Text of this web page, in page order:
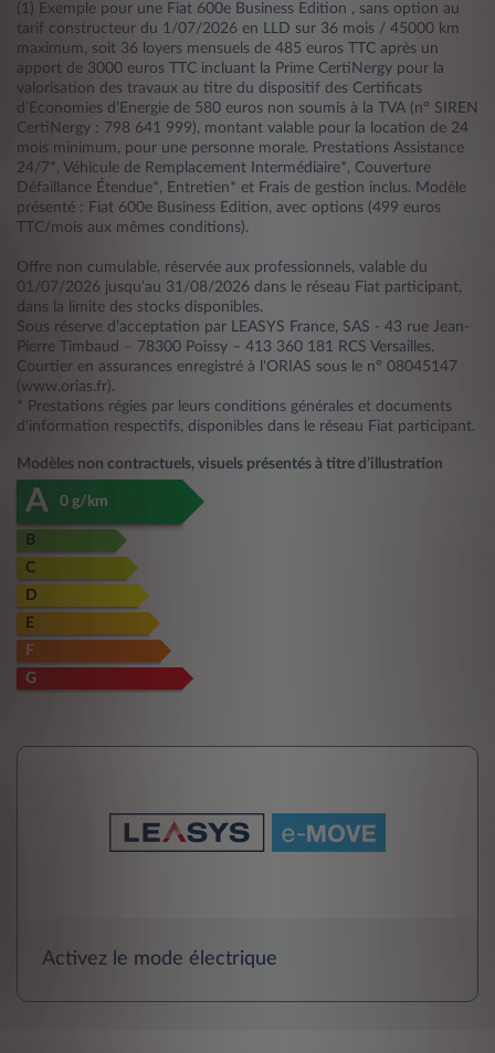
(1) Exemple pour une Fiat 600e Business Edition , sans option au
tarif constructeur du 1/07/2026 en LLD sur 36 mois / 45000 km
maximum, soit 36 loyers mensuels de 485 euros TTC après un
apport de 3000 euros TTC incluant la Prime CertiNergy pour la
valorisation des travaux au titre du dispositif des Certificats
d’Economies d’Energie de 580 euros non soumis à la TVA (n° SIREN
CertiNergy : 798 641 999), montant valable pour la location de 24
mois minimum, pour une personne morale. Prestations Assistance
24/7*, Véhicule de Remplacement Intermédiaire*, Couverture
Défaillance Étendue*, Entretien* et Frais de gestion inclus. Modèle
présenté : Fiat 600e Business Edition, avec options (499 euros
TTC/mois aux mêmes conditions).
Offre non cumulable, réservée aux professionnels, valable du
01/07/2026 jusqu’au 31/08/2026 dans le réseau Fiat participant,
dans la limite des stocks disponibles.
Sous réserve d’acceptation par LEASYS France, SAS - 43 rue Jean-
Pierre Timbaud – 78300 Poissy – 413 360 181 RCS Versailles.
Courtier en assurances enregistré à l'ORIAS sous le n° 08045147
(www.orias.fr).
* Prestations régies par leurs conditions générales et documents
d'information respectifs, disponibles dans le réseau Fiat participant.
Modèles non contractuels, visuels présentés à titre d’illustration
A 0 g/km
B
C
D
E
F
G
Activez le mode électrique